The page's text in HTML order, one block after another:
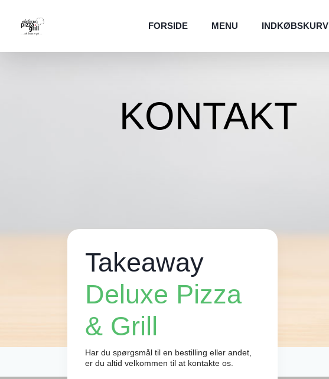
FORSIDE MENU INDKØBSKURV
KONTAKT
Takeaway
Deluxe Pizza
& Grill
Har du spørgsmål til en bestilling eller andet,
er du altid velkommen til at kontakte os.